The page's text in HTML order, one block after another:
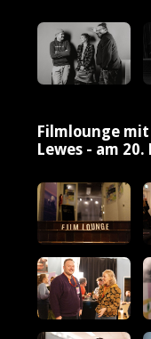
Filmlounge
Lewes - am 20.